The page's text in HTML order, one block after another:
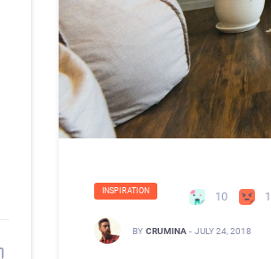
INSPIRATION 10
BY CRUMINA - JULY 24, 2018